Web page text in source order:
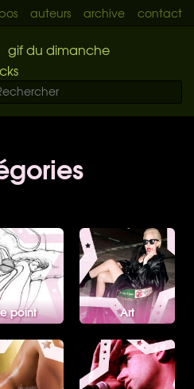
auteurs archive contact
gif du dimanche
point Art